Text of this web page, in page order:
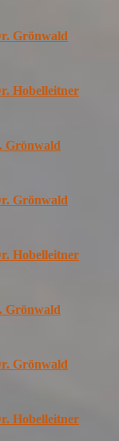
Grönwald
Hobelleitner
Grönwald
Grönwald
Hobelleitner
Grönwald
Grönwald
Hobelleitner